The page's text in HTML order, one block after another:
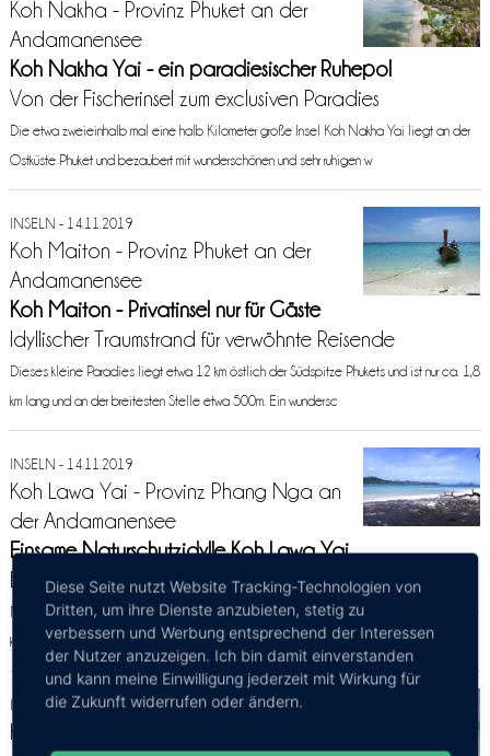
Koh Nakha - Provinz Phuket an der
Andamanensee
Koh Nakha Yai - ein paradiesischer Ruhepol
Von der Fischerinsel zum exclusiven Paradies
Die etwa zweieinhalb mal eine halb Kilometer große Insel Koh Nakha Yai liegt an der
Ostküste Phuket und bezaubert mit wunderschönen und sehr ruhigen w
INSELN - 14.11.2019
Koh Maiton - Provinz Phuket an der
Andamanensee
Koh Maiton - Privatinsel nur für Gäste
Idyllischer Traumstrand für verwöhnte Reisende
Dieses kleine Paradies liegt etwa 12 km östlich der Südspitze Phukets und ist nur ca. 1,8
km lang und an der breitesten Stelle etwa 500m. Ein wundersc
INSELN - 14.11.2019
Koh Lawa Yai - Provinz Phang Nga an
der Andamanensee
Einsame Naturschutzidylle Koh Lawa Yai
Bezaubende Insel im Nationalpark Phang Nga
Nur etwa 2,5 km von der nordöstlichen Spitze der Ferieninsel Phuket entfernt, liegt dieser
kleine Geheimtipp namens Koh Lawa Yai im Phang Nga Bay Nati
INSELN - 13.11.2019
Koh Bon - Provinz Phuket an der
Diese Seite nutzt Website Tracking-Technologien von
Dritten, um ihre Dienste anzubieten, stetig zu
verbessern und Werbung entsprechend der Interessen
der Nutzer anzuzeigen. Ich bin damit einverstanden
und kann meine Einwilligung jederzeit mit Wirkung für
die Zukunft widerrufen oder ändern.